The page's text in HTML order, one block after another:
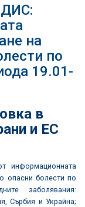
на
по
19.01-
в
и ЕС
информационната
опасни болести по
заболявания:
Сърбия и Украйна;